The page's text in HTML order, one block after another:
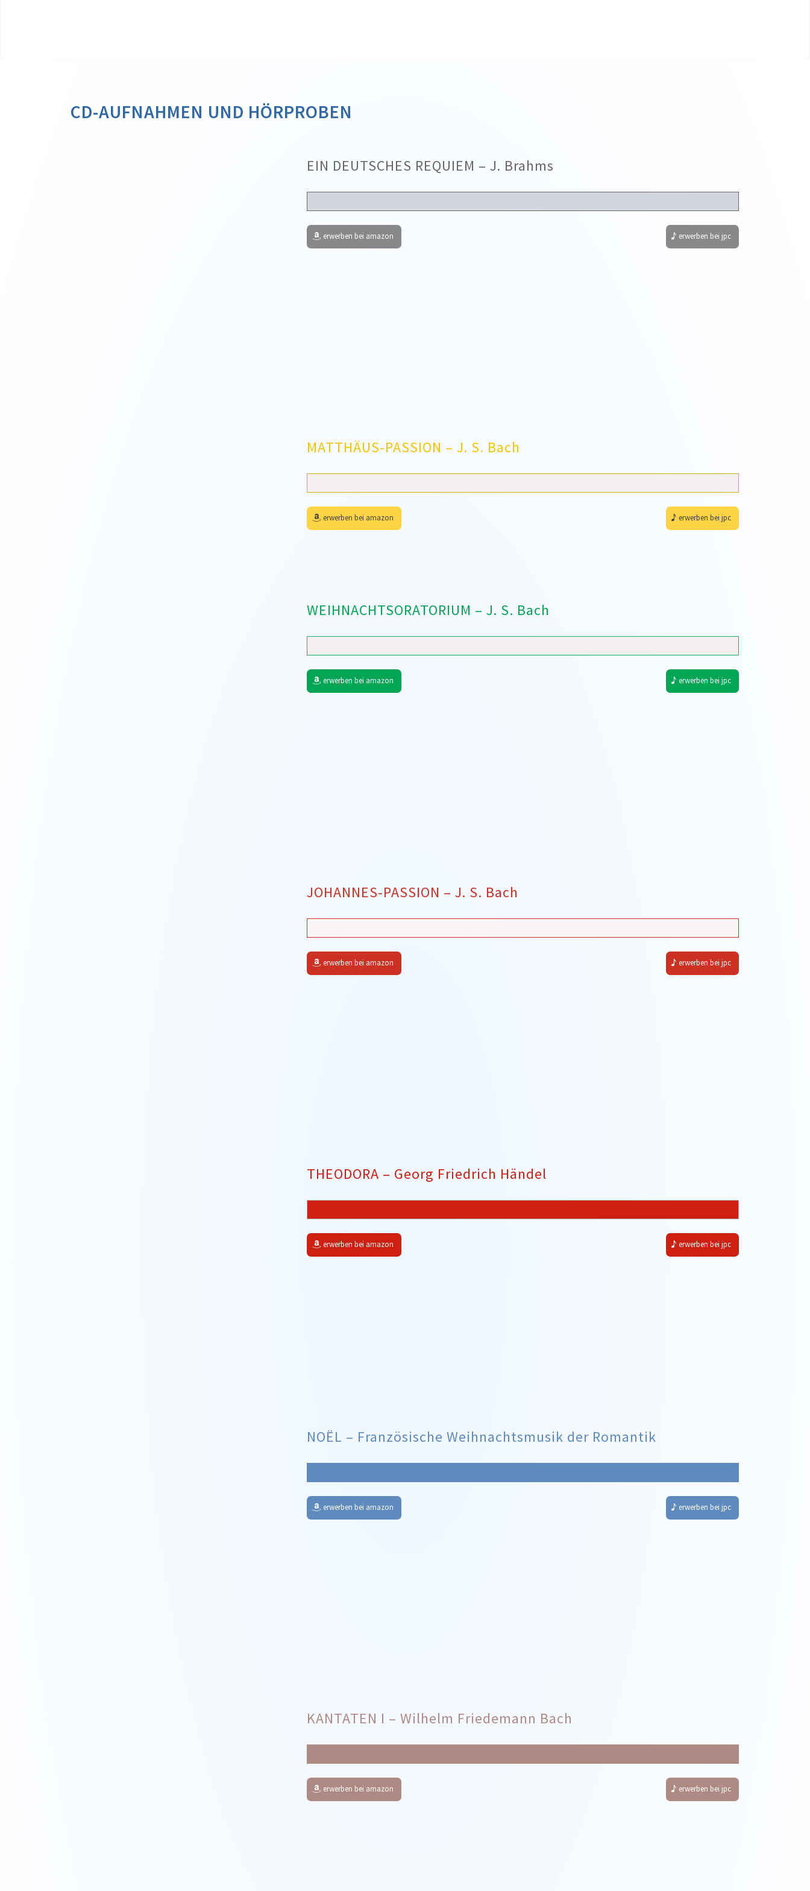
CD-AUFNAHMEN UND HÖRPROBEN
EIN DEUTSCHES REQUIEM – J. Brahms
erwerben bei amazon erwerben bei jpc
MATTHÄUS-PASSION – J. S. Bach
erwerben bei amazon erwerben bei jpc
WEIHNACHTSORATORIUM – J. S. Bach
erwerben bei amazon erwerben bei jpc
JOHANNES-PASSION – J. S. Bach
erwerben bei amazon erwerben bei jpc
THEODORA – Georg Friedrich Händel
erwerben bei amazon erwerben bei jpc
NOËL – Französische Weihnachtsmusik der Romantik
erwerben bei amazon erwerben bei jpc
KANTATEN I – Wilhelm Friedemann Bach
erwerben bei amazon erwerben bei jpc